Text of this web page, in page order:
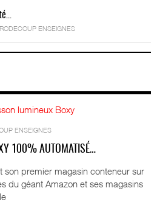
ENSEIGNES
ENSEIGNES
100% AUTOMATISÉ…
son premier magasin conteneur sur
du géant Amazon et ses magasins